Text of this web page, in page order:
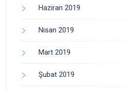
Haziran 2019
Nisan 2019
Mart 2019
Şubat 2019